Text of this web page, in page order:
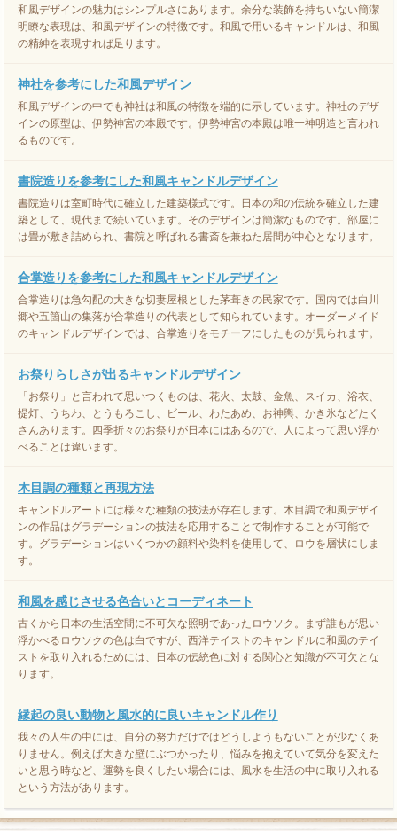
和風デザインの魅力はシンプルさにあります。余分な装飾を持ちいない簡潔
明瞭な表現は、和風デザインの特徴です。和風で用いるキャンドルは、和風
の精紳を表現すれば足ります。
神社を参考にした和風デザイン
和風デザインの中でも神社は和風の特徴を端的に示しています。神社のデザ
インの原型は、伊勢神宮の本殿です。伊勢神宮の本殿は唯一神明造と言われ
るものです。
書院造りを参考にした和風キャンドルデザイン
書院造りは室町時代に確立した建築様式です。日本の和の伝統を確立した建
築として、現代まで続いています。そのデザインは簡潔なものです。部屋に
は畳が敷き詰められ、書院と呼ばれる書斎を兼ねた居間が中心となります。
合掌造りを参考にした和風キャンドルデザイン
合掌造りは急勾配の大きな切妻屋根とした茅葺きの民家です。国内では白川
郷や五箇山の集落が合掌造りの代表として知られています。オーダーメイド
のキャンドルデザインでは、合掌造りをモチーフにしたものが見られます。
お祭りらしさが出るキャンドルデザイン
「お祭り」と言われて思いつくものは、花火、太鼓、金魚、スイカ、浴衣、
提灯、うちわ、とうもろこし、ビール、わたあめ、お神輿、かき氷などたく
さんあります。四季折々のお祭りが日本にはあるので、人によって思い浮か
べることは違います。
木目調の種類と再現方法
キャンドルアートには様々な種類の技法が存在します。木目調で和風デザイ
ンの作品はグラデーションの技法を応用することで制作することが可能で
す。グラデーションはいくつかの顔料や染料を使用して、ロウを層状にしま
す。
和風を感じさせる色合いとコーディネート
古くから日本の生活空間に不可欠な照明であったロウソク。まず誰もが思い
浮かべるロウソクの色は白ですが、西洋テイストのキャンドルに和風のテイ
ストを取り入れるためには、日本の伝統色に対する関心と知識が不可欠とな
ります。
縁起の良い動物と風水的に良いキャンドル作り
我々の人生の中には、自分の努力だけではどうしようもないことが少なくあ
りません。例えば大きな壁にぶつかったり、悩みを抱えていて気分を変えた
いと思う時など、運勢を良くしたい場合には、風水を生活の中に取り入れる
という方法があります。